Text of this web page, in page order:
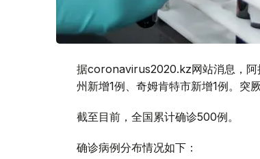
据coronavirus2020.kz网站消息，阿
州新增1例、奇姆肯特市新增1例。突
截至目前，全国累计确诊500例。
确诊病例分布情况如下：